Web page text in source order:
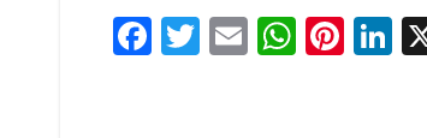
F
T
E
W Pi Li